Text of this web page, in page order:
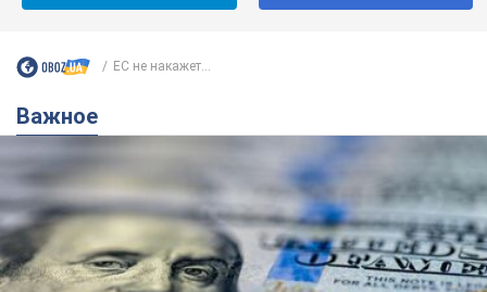
ЕС не накажет...
Важное